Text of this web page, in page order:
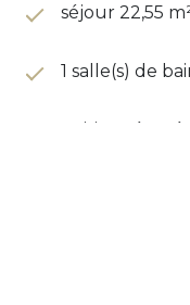
séjour 22,55
1 salle(s) de
cuisine